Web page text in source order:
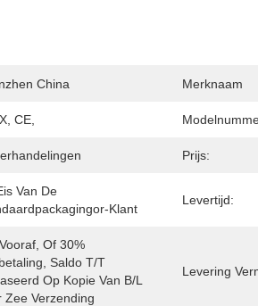
China Merknaam
CE,
Prijs:
Van De
Klant
Levertijd:
Of 30%
Saldo T/T
Op Kopie Van B/L
Zee Verzending
Levering